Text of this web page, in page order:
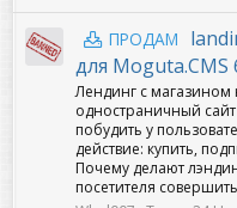
ПРОДАМ
для Moguta.CMS
Лендинг с магазином
одностраничный
побудить у
действие: купить,
Почему делают
посетителя